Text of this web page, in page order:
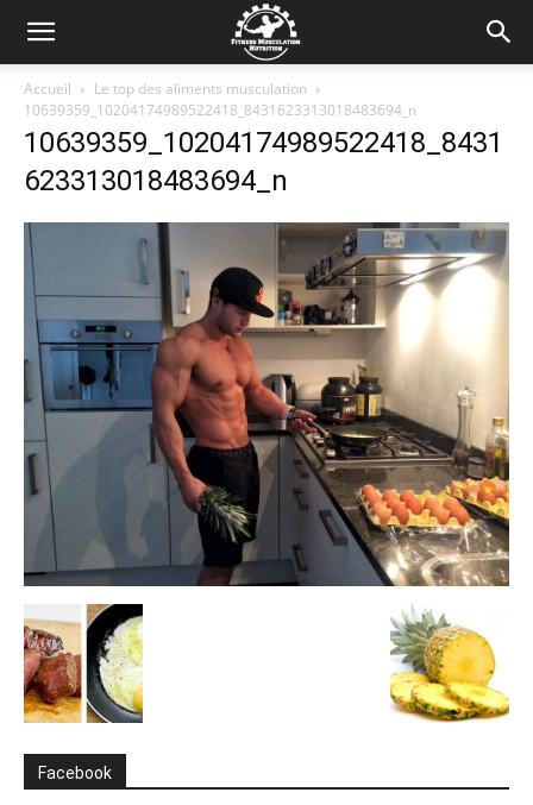
Accueil
Le top des aliments musculation
10639359_10204174989522418_8431623313018483694_n
10639359_10204174989522418_8431
623313018483694_n
Facebook